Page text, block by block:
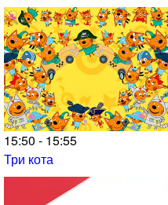
15:50 - 15:55
Три кота